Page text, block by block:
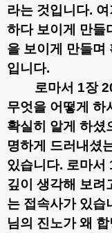
라는 것입니다.
하다 보이게 만들
을 보이게 만들며
입니다.
로마서 1장
무엇을 어떻게 하
확실히 알게 하셨
명하게 드러내셨
있습니다. 로마서
깊이 생각해 보려
는 접속사가 있습
님의 진노가 왜